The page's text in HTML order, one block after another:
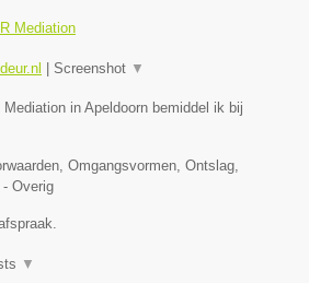
Mediation
Screenshot ▼
in Apeldoorn bemiddel ik bij
Omgangsvormen, Ontslag,
Overig
▼